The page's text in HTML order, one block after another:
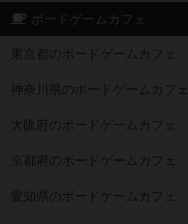
ボードゲームカフェ
東京都のボードゲームカフェ
神奈川県のボードゲームカフェ
大阪府のボードゲームカフェ
京都府のボードゲームカフェ
愛知県のボードゲームカフェ